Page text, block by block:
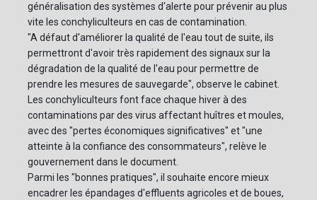
généralisation des systèmes d'alerte pour prévenir au plus
vite les conchyliculteurs en cas de contamination.
"A défaut d'améliorer la qualité de l'eau tout de suite, ils
permettront d'avoir très rapidement des signaux sur la
dégradation de la qualité de l'eau pour permettre de
prendre les mesures de sauvegarde", observe le cabinet.
Les conchyliculteurs font face chaque hiver à des
contaminations par des virus affectant huîtres et moules,
avec des "pertes économiques significatives" et "une
atteinte à la confiance des consommateurs", relève le
gouvernement dans le document.
Parmi les "bonnes pratiques", il souhaite encore mieux
encadrer les épandages d'effluents agricoles et de boues,